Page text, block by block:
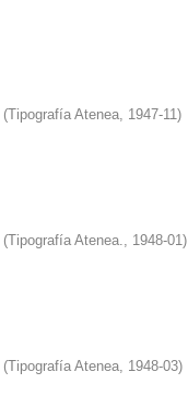
(Tipografía Atenea, 1947-11)
(Tipografía Atenea., 1948-01)
(Tipografía Atenea, 1948-03)